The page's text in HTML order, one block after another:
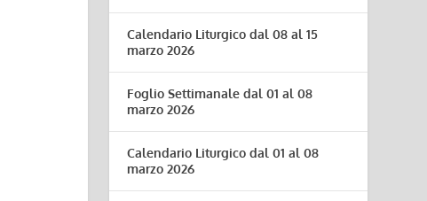
Calendario Liturgico dal 08 al 15
marzo 2026
Foglio Settimanale dal 01 al 08
marzo 2026
Calendario Liturgico dal 01 al 08
marzo 2026